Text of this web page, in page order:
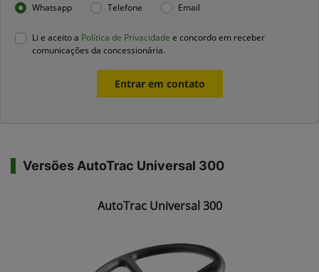
Whatsapp Telefone Email
Li e aceito a Política de Privacidade e concordo em receber
comunicações da concessionária.
Entrar em contato
Versões AutoTrac Universal 300
AutoTrac Universal 300